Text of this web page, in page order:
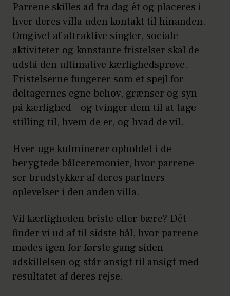
Parrene skilles ad fra dag ét og placeres i
hver deres villa uden kontakt til hinanden.
Omgivet af attraktive singler, sociale
aktiviteter og konstante fristelser skal de
udstå den ultimative kærlighedsprøve.
Fristelserne fungerer som et spejl for
deltagernes egne behov, grænser og syn
på kærlighed – og tvinger dem til at tage
stilling til, hvem de er, og hvad de vil.
Hver uge kulminerer opholdet i de
berygtede bålceremonier, hvor parrene
ser brudstykker af deres partners
oplevelser i den anden villa.
Vil kærligheden briste eller bære? Dét
finder vi ud af til sidste bål, hvor parrene
mødes igen for første gang siden
adskillelsen og står ansigt til ansigt med
resultatet af deres rejse.